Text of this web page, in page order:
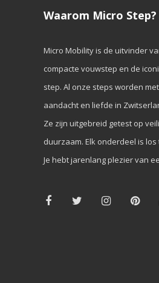
Waarom Micro Step?
Micro Mobility is de uitvinder
compacte vouwstep en de
step. Al onze steps worden
aandacht en liefde in
Ze zijn uitgebreid getest op
duurzaam. Elk onderdeel is
Je hebt jarenlang plezier van